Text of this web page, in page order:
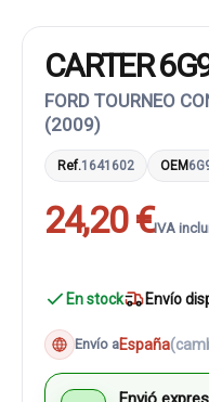
CARTER
FORD TOURNEO
(2009)
Ref.1641602 OEM
24,20 €IVA
En stock Envío
Envío aEspaña